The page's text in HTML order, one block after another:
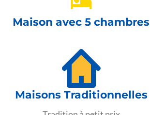
Maison avec 5 chambres
Maisons Traditionnelles